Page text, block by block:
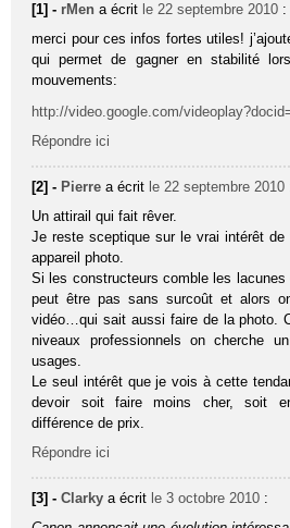
[1] - rMen a écrit le 22 septembre 2010 :
merci pour ces infos fortes utiles!
qui permet de gagner en stabilité
mouvements:
http://video.google.com/
Répondre ici
[2] - Pierre a écrit le 22 septembre 2010
Un attirail qui fait rêver.
Je reste sceptique sur le vrai intérêt
appareil photo.
Si les constructeurs comble les
peut être pas sans surcoût et alors
vidéo…qui sait aussi faire de la photo.
niveaux professionnels on cherche
usages.
Le seul intérêt que je vois à cette
devoir soit faire moins cher, soit
différence de prix.
Répondre ici
[3] -Clarky a écrit le 3 octobre 2010 :